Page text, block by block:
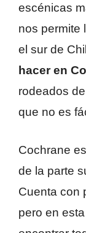
escénicas
nos permite
el sur de
hacer en
rodeados
que no es
Cochrane
de la parte
Cuenta con
pero en